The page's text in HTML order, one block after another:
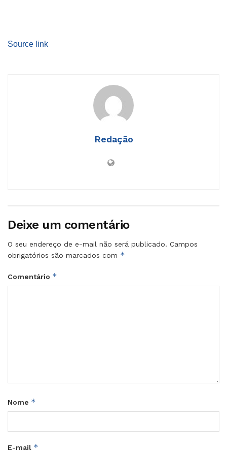
Source link
Redação
Deixe um comentário
O seu endereço de e-mail não será publicado. Campos
obrigatórios são marcados com *
Comentário *
Nome *
E-mail *